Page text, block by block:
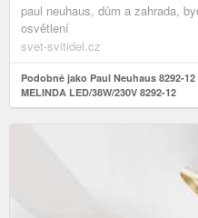
paul neuhaus, dům a zahrada,
osvětlení
svet-svitidel.cz
Podobně jako Paul Neuhaus 8292-
MELINDA LED/38W/230V 8292-12